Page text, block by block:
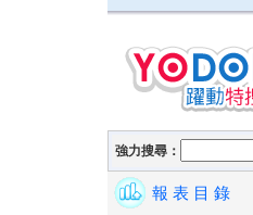
強力搜尋：
報 表 目 錄